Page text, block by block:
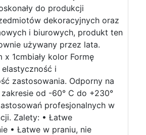
do ​​produkcji
dekoracyjnych oraz
i biurowych, produkt ten
używany przez lata.
x 1cmbiały kolor Formę
i
zastosowania. Odporny na
od -60° C do +230°
profesjonalnych w
Zalety: • Łatwe
• Łatwe w praniu, nie